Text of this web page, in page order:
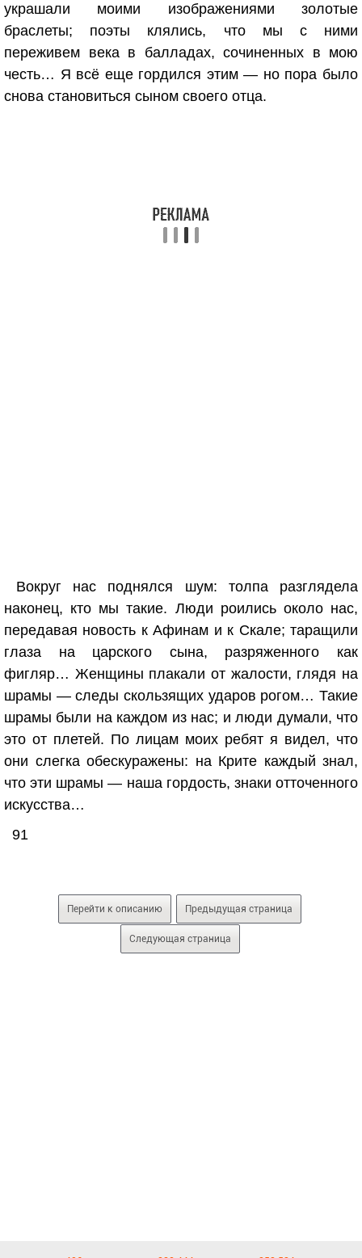
украшали моими изображениями золотые
браслеты; поэты клялись, что мы с ними
переживем века в балладах, сочиненных в мою
честь… Я всё еще гордился этим — но пора было
снова становиться сыном своего отца.
Вокруг нас поднялся шум: толпа разглядела
наконец, кто мы такие. Люди роились около нас,
передавая новость к Афинам и к Скале; таращили
глаза на царского сына, разряженного как
фигляр… Женщины плакали от жалости, глядя на
шрамы — следы скользящих ударов рогом… Такие
шрамы были на каждом из нас; и люди думали, что
это от плетей. По лицам моих ребят я видел, что
они слегка обескуражены: на Крите каждый знал,
что эти шрамы — наша гордость, знаки отточенного
искусства…
91
Перейти к описанию Предыдущая страница
Следующая страница